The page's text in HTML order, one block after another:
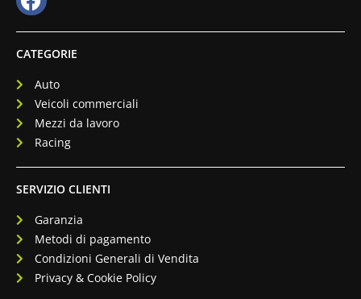
CATEGORIE
Auto
Veicoli commerciali
Mezzi da lavoro
Racing
SERVIZIO CLIENTI
Garanzia
Metodi di pagamento
Condizioni Generali di Vendita
Privacy & Cookie Policy